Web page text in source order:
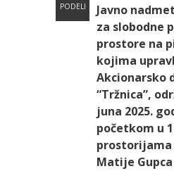
PODELI
Javno
za slobodne
prostore na
kojima
Akcionarsko
“Tržnica”,
juna 2025.
početkom u
prostorijama
Matije